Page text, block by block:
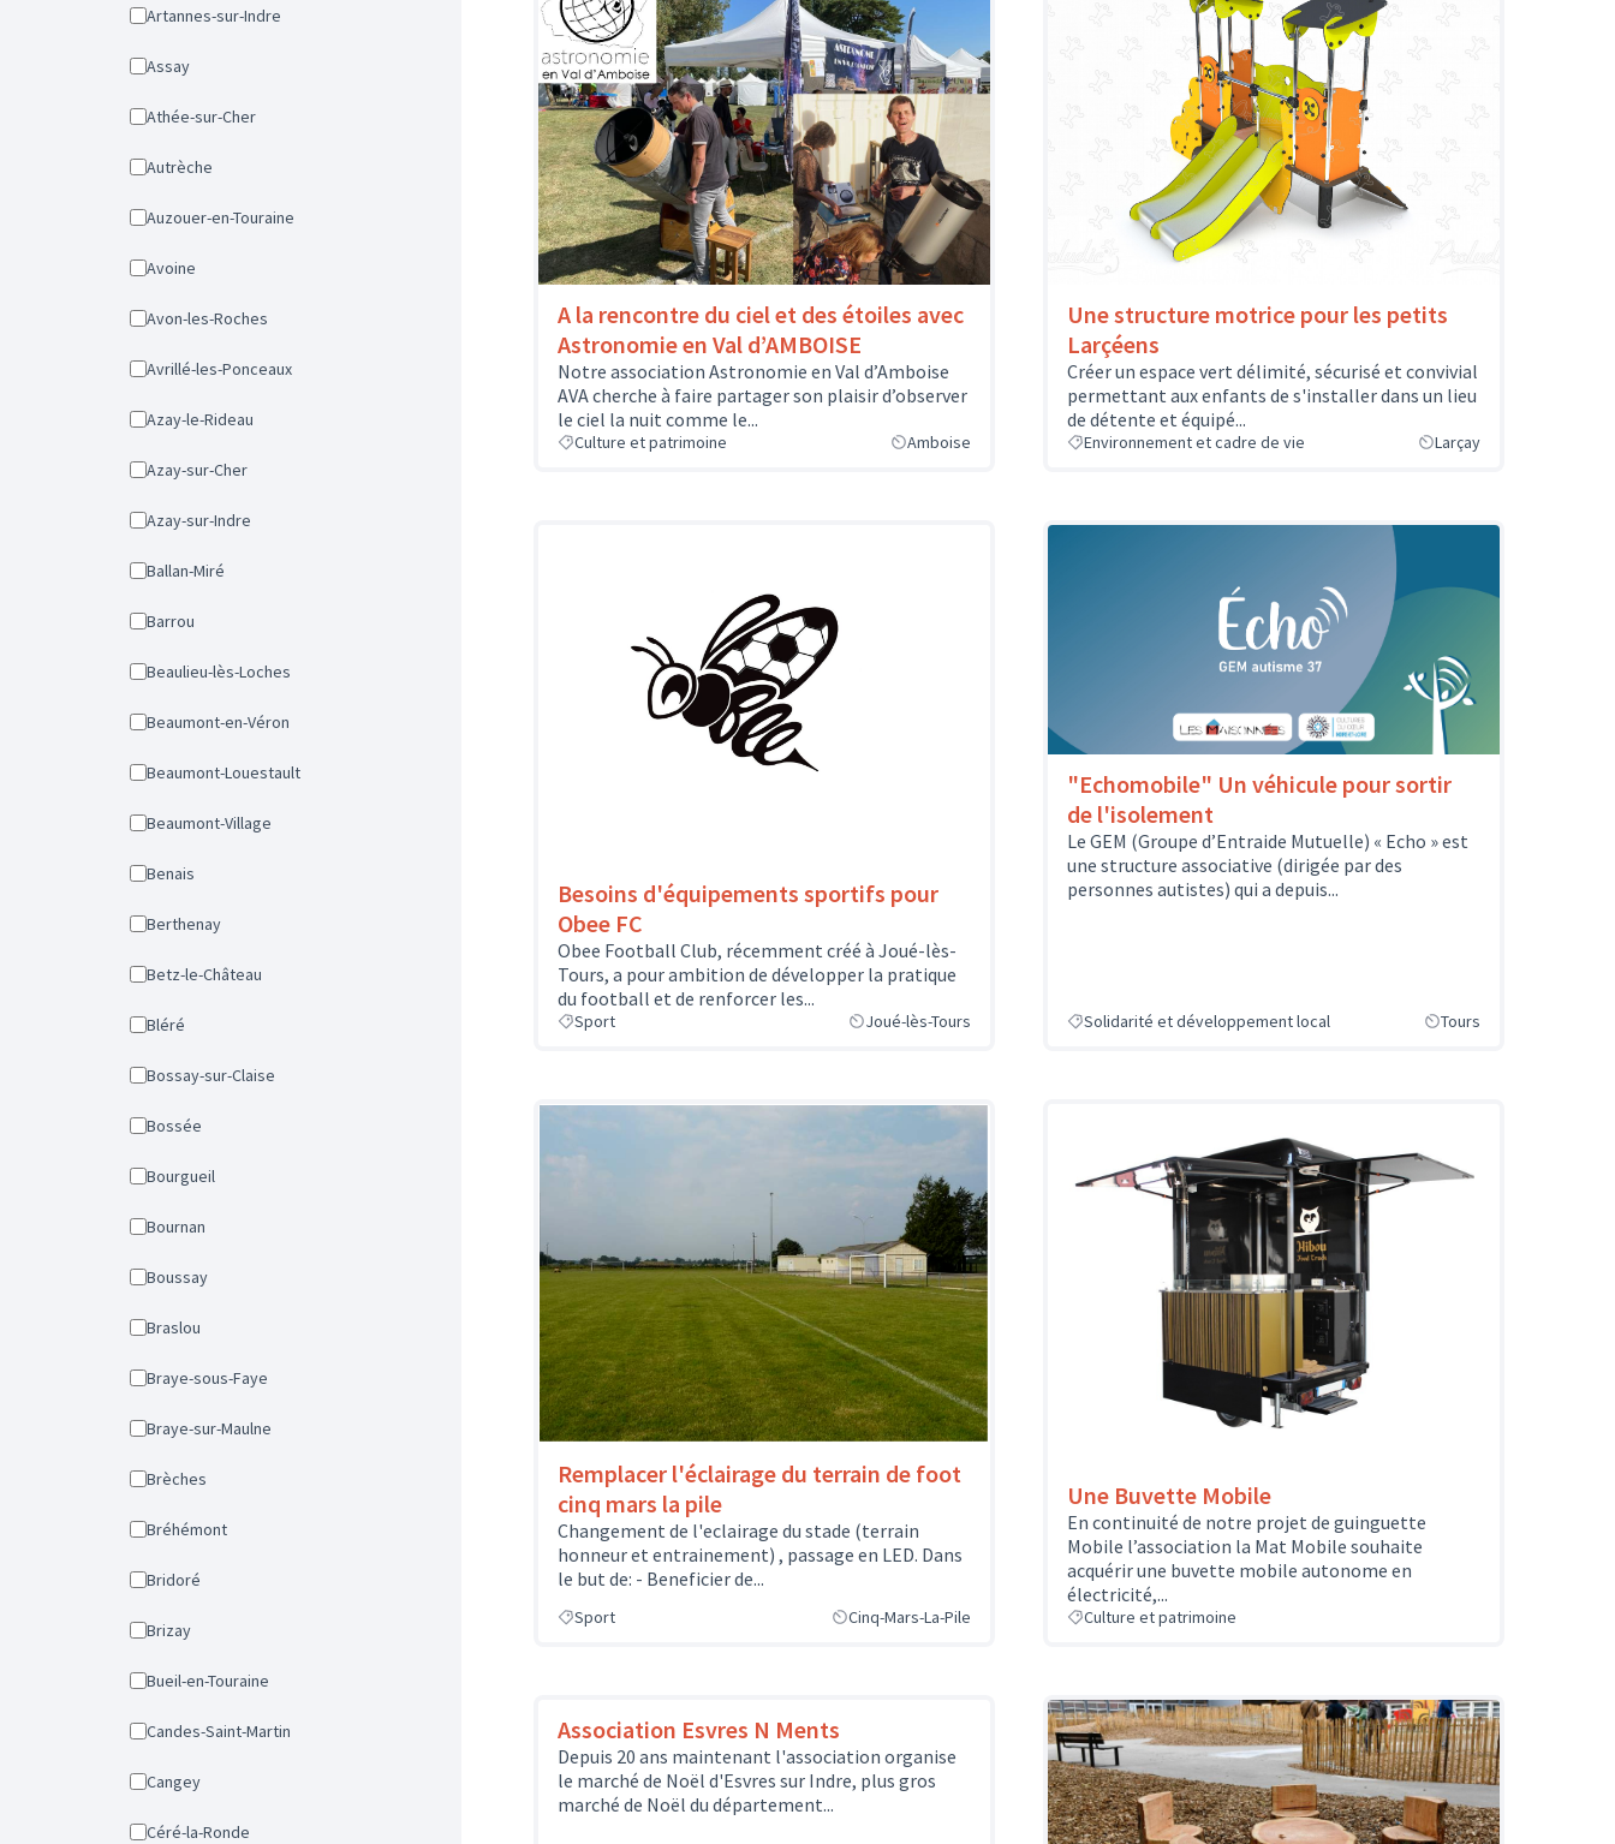
Artannes-sur-Indre
Assay
Athée-sur-Cher
Autrèche
Auzouer-en-Touraine
Avoine
Avon-les-Roches
Avrillé-les-Ponceaux
Azay-le-Rideau
Azay-sur-Cher
Azay-sur-Indre
Ballan-Miré
Barrou
Beaulieu-lès-Loches
Beaumont-en-Véron
Beaumont-Louestault
Beaumont-Village
Benais
Berthenay
Betz-le-Château
Bléré
Bossay-sur-Claise
Bossée
Bourgueil
Bournan
Boussay
Braslou
Braye-sous-Faye
Braye-sur-Maulne
Brèches
Bréhémont
Bridoré
Brizay
Bueil-en-Touraine
Candes-Saint-Martin
Cangey
Céré-la-Ronde
A la rencontre du ciel et des étoiles avec
Astronomie en Val d’AMBOISE
Notre association Astronomie en Val d’Amboise
AVA cherche à faire partager son plaisir d’observer
le ciel la nuit comme le...
Culture et patrimoine Amboise
Une structure motrice pour les petits
Larçéens
Créer un espace vert délimité, sécurisé et convivial
permettant aux enfants de s'installer dans un lieu
de détente et équipé...
Environnement et cadre de vie Larçay
Besoins d'équipements sportifs pour
Obee FC
Obee Football Club, récemment créé à Joué-lès-
Tours, a pour ambition de développer la pratique
du football et de renforcer les...
Sport Joué-lès-Tours
"Echomobile" Un véhicule pour sortir
de l'isolement
Le GEM (Groupe d’Entraide Mutuelle) « Echo » est
une structure associative (dirigée par des
personnes autistes) qui a depuis...
Solidarité et développement local Tours
Remplacer l'éclairage du terrain de foot
cinq mars la pile
Changement de l'eclairage du stade (terrain
honneur et entrainement) , passage en LED. Dans
le but de: - Beneficier de...
Sport Cinq-Mars-La-Pile
Une Buvette Mobile
En continuité de notre projet de guinguette
Mobile l’association la Mat Mobile souhaite
acquérir une buvette mobile autonome en
électricité,...
Culture et patrimoine
Association Esvres N Ments
Depuis 20 ans maintenant l'association organise
le marché de Noël d'Esvres sur Indre, plus gros
marché de Noël du département...